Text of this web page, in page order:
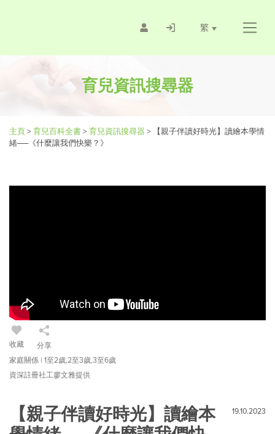
繁
育兒資訊搜尋器
主頁> 育兒百科全書> 育兒資訊搜尋器 >
【親子伴讀好時光】讀繪本學情
緒──《什麼讓我們快樂？》
收藏
分享
家庭關係 | 1至2歲,2至3歲,3至6歲
資深註冊社工廖文雅提供
【親子伴讀好時光】讀繪本
19.10.2023